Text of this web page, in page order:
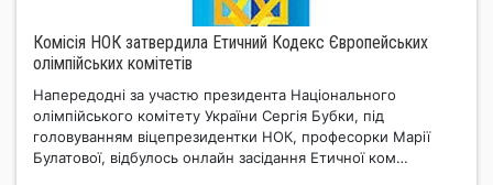
Комісія НОК затвердила Етичний Кодекс Європейських
олімпійських комітетів
Напередодні за участю президента Національного
олімпійського комітету України Сергія Бубки, під
головуванням віцепрезидентки НОК, професорки Марії
Булатової, відбулось онлайн засідання Етичної ком…